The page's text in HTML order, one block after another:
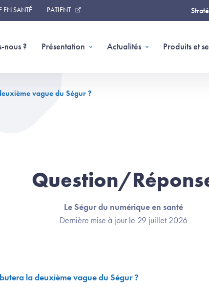
EN SANTÉ PATIENT
nous ? Présentation Actualités Produits et
vague du Ségur ?
Question/
Le Ségur du numérique en santé
Dernière mise à jour le 29 juillet 2026
la deuxième vague du Ségur ?